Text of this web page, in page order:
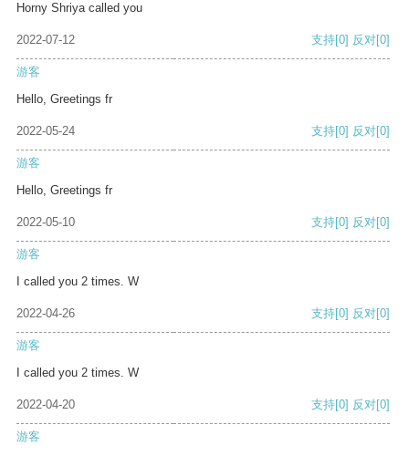
Horny Shriya called you
2022-07-12 支持[0] 反对[0]
游客
Hello, Greetings fr
2022-05-24 支持[0] 反对[0]
游客
Hello, Greetings fr
2022-05-10 支持[0] 反对[0]
游客
I called you 2 times. W
2022-04-26 支持[0] 反对[0]
游客
I called you 2 times. W
2022-04-20 支持[0] 反对[0]
游客